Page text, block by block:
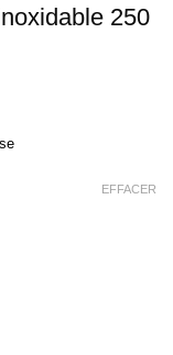
250
EFFACER
ACIER INOX